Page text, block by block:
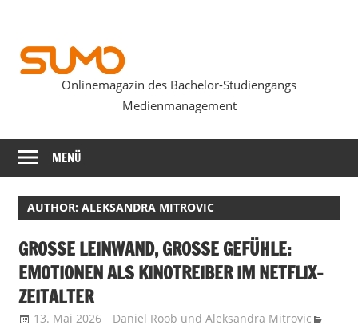
springen
SUMOmag
Onlinemagazin des Bachelor-Studiengangs
Medienmanagement
MENÜ
AUTHOR: ALEKSANDRA MITROVIC
GROSSE LEINWAND, GROSSE GEFÜHLE: EM
OTIONEN ALS KINOTREIBER IM NETFLIX-ZE
ITALTER
13. Mai 2026 Daniel Roob und Aleksandra Mitrovic